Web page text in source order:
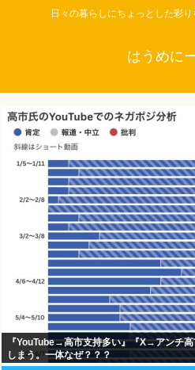
日々の暮らしにちょっとした彩
はうめに
『YouTube→高市支持多い』『X→アンチ
しまう。一体なぜ？？？